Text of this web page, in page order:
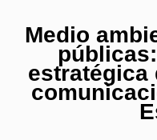
Medio
estratégica